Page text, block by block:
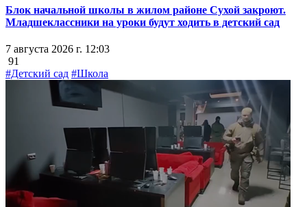
Блок начальной школы в жилом районе Сухой закроют.
Младшеклассники на уроки будут ходить в детский сад
7 августа 2026 г. 12:03
91
#Детский сад #Школа